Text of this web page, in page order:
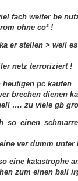
fach weiter be
ohne co² !
er stellen > weil
netz terroriziert !
pc kaufen
brechen dienen
…. zu viele gb
so einen
ver dumm
eine katastrophe
zum einen ball